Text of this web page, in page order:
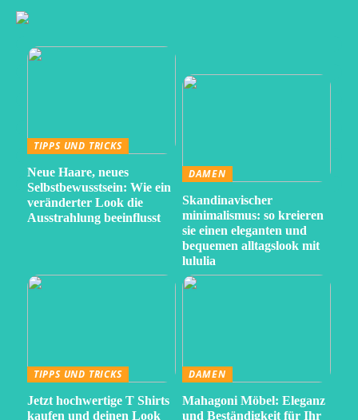
TIPPS UND TRICKS
Neue Haare, neues
Selbstbewusstsein: Wie ein
veränderter Look die
Ausstrahlung beeinflusst
DAMEN
Skandinavischer
minimalismus: so kreieren
sie einen eleganten und
bequemen alltagslook mit
lululia
TIPPS UND TRICKS
Jetzt hochwertige T Shirts
kaufen und deinen Look
DAMEN
Mahagoni Möbel: Eleganz
und Beständigkeit für Ihr